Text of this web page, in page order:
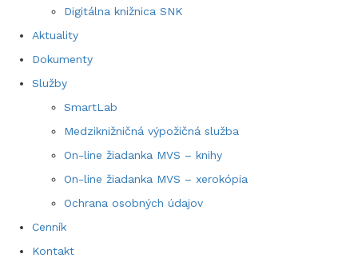
Digitálna knižnica SNK
Aktuality
Dokumenty
Služby
SmartLab
Medziknižničná výpožičná služba
On-line žiadanka MVS – knihy
On-line žiadanka MVS – xerokópia
Ochrana osobných údajov
Cenník
Kontakt